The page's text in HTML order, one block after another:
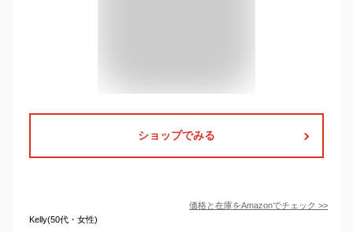
ショップでみる
価格と在庫をAmazonでチェック >>
Kelly(50代・女性)